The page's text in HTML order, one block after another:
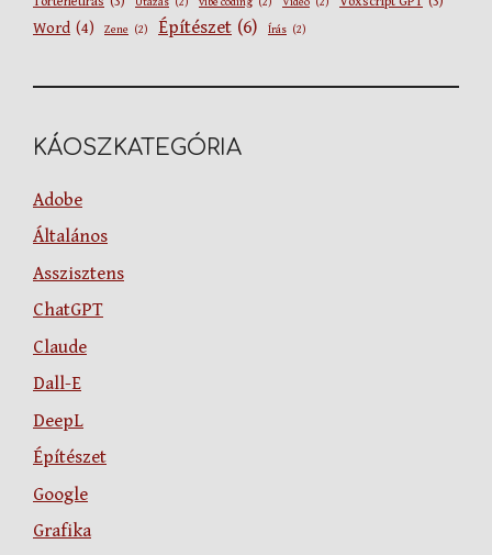
Word (4) Zene (2) Építészet (6) Írás (2)
KÁOSZKATEGÓRIA
Adobe
Általános
Asszisztens
ChatGPT
Claude
Dall-E
DeepL
Építészet
Google
Grafika